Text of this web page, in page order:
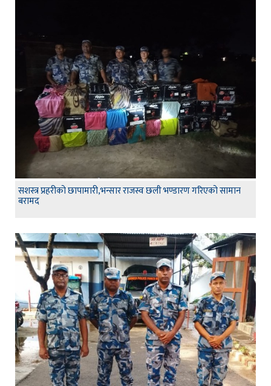
सशस्त्र प्रहरीको छापामारी,भन्सार राजस्व छली भण्डारण गरिएको सामान
बरामद